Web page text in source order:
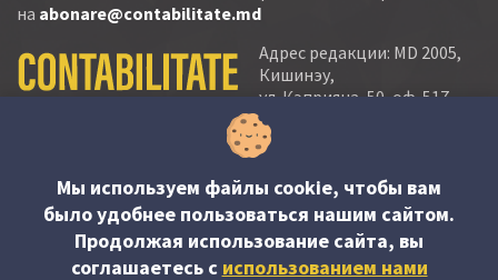
на abonare@contabilitate.md
Адрес редакции: MD 2005,
Кишинэу,
ул. Кэприяна, 50, оф. 517-
518
тел.:
тел./факс: (+373 22) 22 53 90
e-mail:
abonare@contabilitate.md
Мы используем файлы cookie, чтобы вам
было удобнее пользоваться нашим сайтом.
Продолжая использование сайта, вы
соглашаетесь c использованием нами